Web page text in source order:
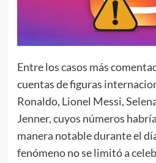
Entre los casos más
cuentas de figuras
Ronaldo, Lionel Messi,
Jenner, cuyos números
manera notable durante el
fenómeno no se limitó a